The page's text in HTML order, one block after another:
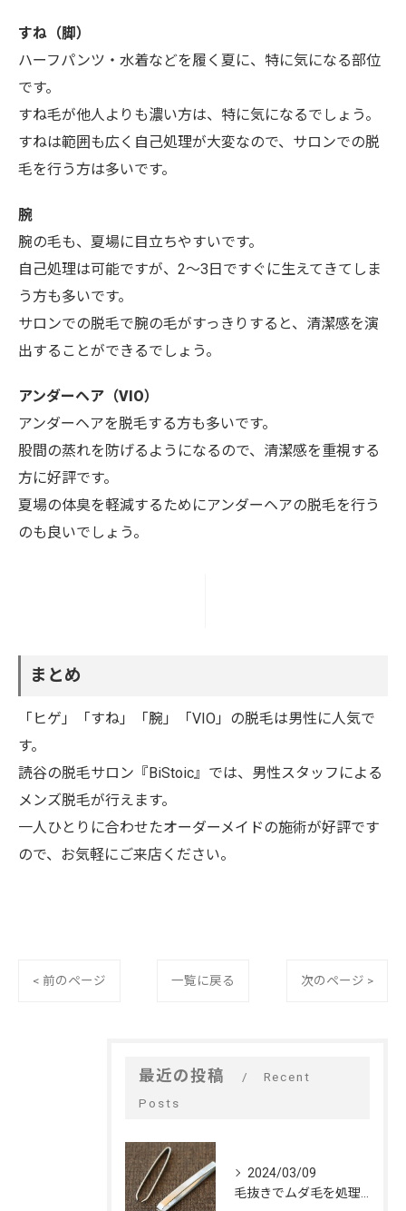
すね（脚）
ハーフパンツ・水着などを履く夏に、特に気になる部位
です。
すね毛が他人よりも濃い方は、特に気になるでしょう。
すねは範囲も広く自己処理が大変なので、サロンでの脱
毛を行う方は多いです。
腕
腕の毛も、夏場に目立ちやすいです。
自己処理は可能ですが、2～3日ですぐに生えてきてしま
う方も多いです。
サロンでの脱毛で腕の毛がすっきりすると、清潔感を演
出することができるでしょう。
アンダーヘア（VIO）
アンダーヘアを脱毛する方も多いです。
股間の蒸れを防げるようになるので、清潔感を重視する
方に好評です。
夏場の体臭を軽減するためにアンダーヘアの脱毛を行う
のも良いでしょう。
まとめ
「ヒゲ」「すね」「腕」「VIO」の脱毛は男性に人気で
す。
読谷の脱毛サロン『BiStoic』では、男性スタッフによる
メンズ脱毛が行えます。
一人ひとりに合わせたオーダーメイドの施術が好評です
ので、お気軽にご来店ください。
< 前のページ 一覧に戻る 次のページ >
最近の投稿
Recent
Posts
2024/03/09